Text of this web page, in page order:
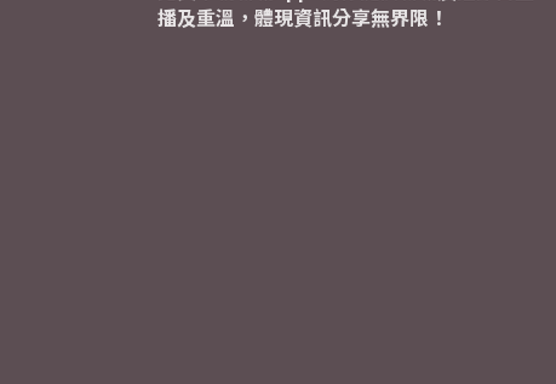
播及重溫，體現資訊分享無界限！